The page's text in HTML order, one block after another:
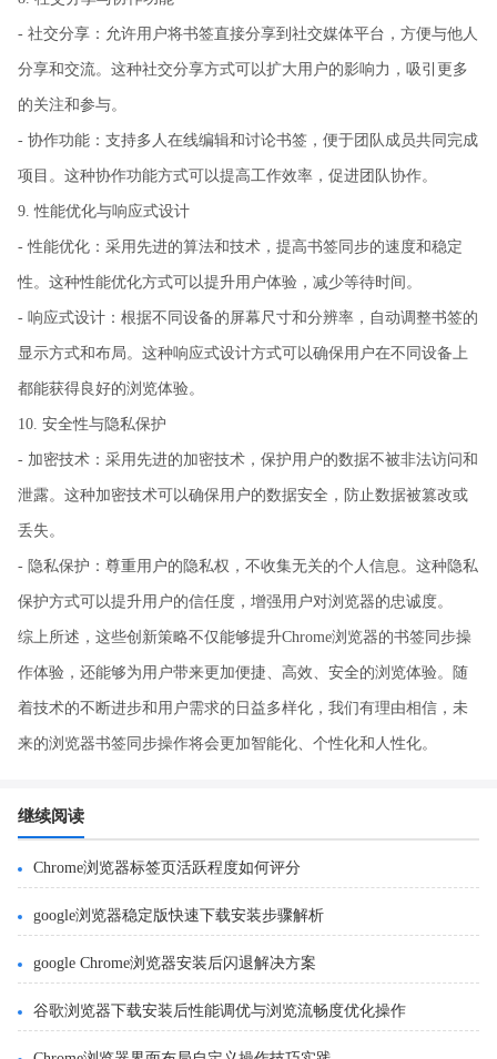
- 社交分享：允许用户将书签直接分享到社交媒体平台，方便与他人
分享和交流。这种社交分享方式可以扩大用户的影响力，吸引更多
的关注和参与。
- 协作功能：支持多人在线编辑和讨论书签，便于团队成员共同完成
项目。这种协作功能方式可以提高工作效率，促进团队协作。
9. 性能优化与响应式设计
- 性能优化：采用先进的算法和技术，提高书签同步的速度和稳定
性。这种性能优化方式可以提升用户体验，减少等待时间。
- 响应式设计：根据不同设备的屏幕尺寸和分辨率，自动调整书签的
显示方式和布局。这种响应式设计方式可以确保用户在不同设备上
都能获得良好的浏览体验。
10. 安全性与隐私保护
- 加密技术：采用先进的加密技术，保护用户的数据不被非法访问和
泄露。这种加密技术可以确保用户的数据安全，防止数据被篡改或
丢失。
- 隐私保护：尊重用户的隐私权，不收集无关的个人信息。这种隐私
保护方式可以提升用户的信任度，增强用户对浏览器的忠诚度。
综上所述，这些创新策略不仅能够提升Chrome浏览器的书签同步操
作体验，还能够为用户带来更加便捷、高效、安全的浏览体验。随
着技术的不断进步和用户需求的日益多样化，我们有理由相信，未
来的浏览器书签同步操作将会更加智能化、个性化和人性化。
继续阅读
Chrome浏览器标签页活跃程度如何评分
google浏览器稳定版快速下载安装步骤解析
google Chrome浏览器安装后闪退解决方案
谷歌浏览器下载安装后性能调优与浏览流畅度优化操作